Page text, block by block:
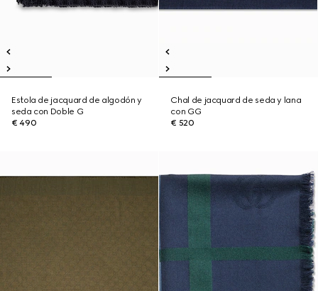
Estola de jacquard de algodón y
seda con Doble G
€ 490
Chal de jacquard de seda y lana
con GG
€ 520